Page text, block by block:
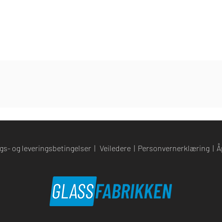
og leveringsbetingelser | Veiledere | Personvernerklæring |